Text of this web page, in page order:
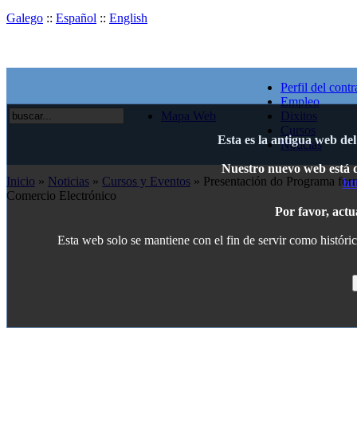
Esta es la antigua web
Nuestro nuevo web está
Por favor,
Esta web solo se mantiene con el fin de servir como
Galego :: Español :: English
Mapa Web
Perfil del
Empleo
Dixitos
Cursos
Noticias
Inicio » Noticias » Cursos y Eventos » Presentación do Programa
Comercio Electrónico